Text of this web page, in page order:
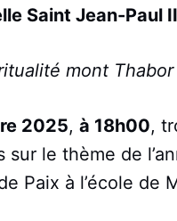
Saint Jean-Paul II
mont
2025, à 18h00,
le thème de
Paix à l’école de